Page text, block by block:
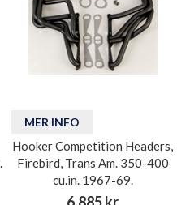
MER INFO
Hooker Competition Headers,
Firebird, Trans Am. 350-400
cu.in. 1967-69.
6.885 kr